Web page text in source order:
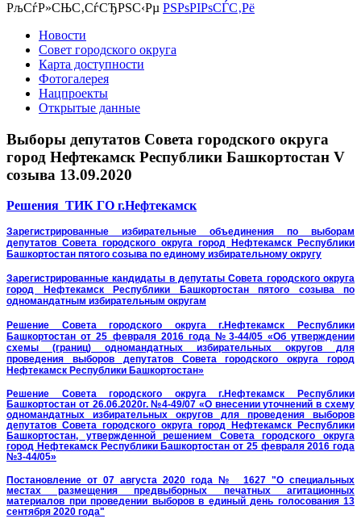
РљСѓР»СЊС‚СѓСЂРЅС‹Рµ РЅРѕРІРѕСЃС‚Рё
Новости
Совет городского округа
Карта доступности
Фотогалерея
Нацпроекты
Открытые данные
Выборы депутатов Совета городского округа
город Нефтекамск Республики Башкортостан V
созыва 13.09.2020
Решения ТИК ГО г.Нефтекамск
Зарегистрированные избирательные объединения по выборам
депутатов Совета городского округа город Нефтекамск Республики
Башкортостан пятого созыва по единому избирательному округу
Зарегистрированные кандидаты в депутаты Совета городского округа
город Нефтекамск Республики Башкортостан пятого созыва по
одномандатным избирательным округам
Решение Совета городского округа г.Нефтекамск Республики
Башкортостан от 25 февраля 2016 года №3-44/05 «Об утверждении
схемы (границ) одномандатных избирательных округов для
проведения выборов депутатов Совета городского округа город
Нефтекамск Республики Башкортостан»
Решение Совета городского округа г.Нефтекамск Республики
Башкортостан от 26.06.2020г. №4-49/07 «О внесении уточнений в схему
одномандатных избирательных округов для проведения выборов
депутатов Совета городского округа город Нефтекамск Республики
Башкортостан, утвержденной решением Совета городского округа
город Нефтекамск Республики Башкортостан от 25 февраля 2016 года
№3-44/05»
Постановление от 07 августа 2020 года № 1627 "О специальных
местах размещения предвыборных печатных агитационных
материалов при проведении выборов в единый день голосования 13
сентября 2020 года"